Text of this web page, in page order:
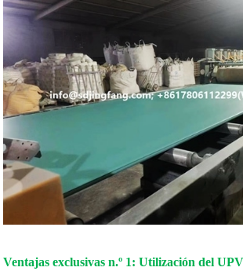
Ventajas exclusivas n.º 1: Utilización del